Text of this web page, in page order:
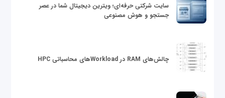
سایت شرکتی حرفه‌ای؛ ویترین دیجیتال شما در عصر
جستجو و هوش مصنوعی
چالش‌های RAM در Workloadهای محاسباتی HPC